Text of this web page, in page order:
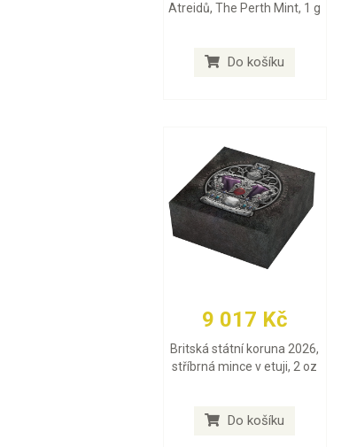
Atreidů, The Perth Mint, 1 g
Do košíku
9 017 Kč
Britská státní koruna 2026,
stříbrná mince v etuji, 2 oz
Do košíku